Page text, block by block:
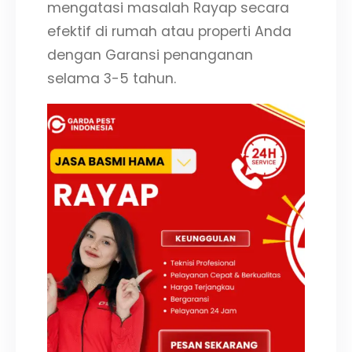
mengatasi masalah Rayap secara
efektif di rumah atau properti Anda
dengan Garansi penanganan
selama 3-5 tahun.